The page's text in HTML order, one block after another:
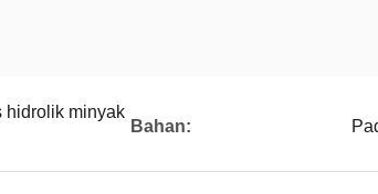
hidrolik minyak
Bahan: